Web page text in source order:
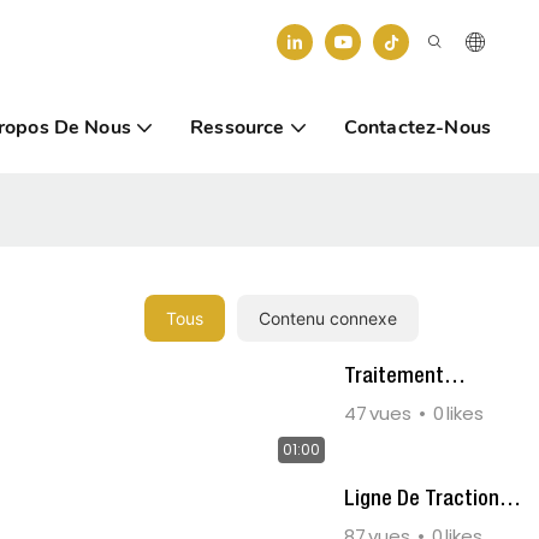
De Nous Ressource Contactez-Nous
Tous Contenu connexe
01:00
Traitement
Thermique
47vues 0likes
Ligne De Traction
Manuelle